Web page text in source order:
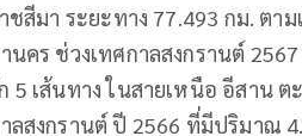
ชสีมา ระยะทาง 77.493 กม. ต
นคร ช่วงเทศกาลสงกรานต์
5 เส้นทาง ในสายเหนือ อีสาน
ลสงกรานต์ ปี 2566 ที่มีปริมาณ